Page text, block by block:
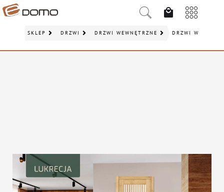
SKLEP DRZWI DRZWI WEWNĘTRZNE DRZWI